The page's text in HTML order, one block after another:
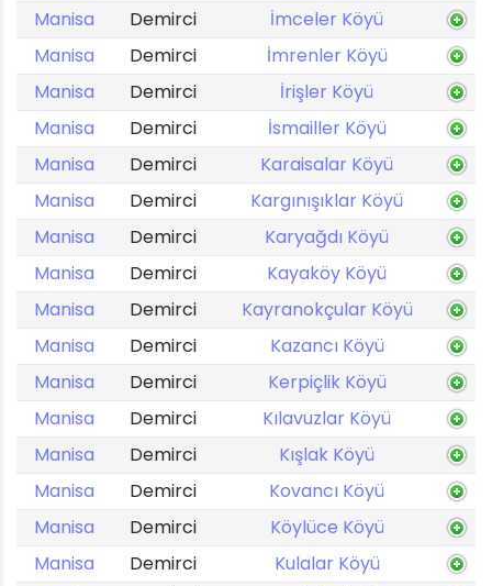
Manisa
Demirci
İmceler Köyü
Manisa
Demirci
İmrenler Köyü
Manisa
Demirci
İrişler Köyü
Manisa
Demirci
İsmailler Köyü
Manisa
Demirci
Karaisalar Köyü
Manisa
Demirci
Kargınışıklar Köyü
Manisa
Demirci
Karyağdı Köyü
Manisa
Demirci
Kayaköy Köyü
Manisa
Demirci
Kayranokçular Köyü
Manisa
Demirci
Kazancı Köyü
Manisa
Demirci
Kerpiçlik Köyü
Manisa
Demirci
Kılavuzlar Köyü
Manisa
Demirci
Kışlak Köyü
Manisa
Demirci
Kovancı Köyü
Manisa
Demirci
Köylüce Köyü
Manisa
Demirci
Kulalar Köyü